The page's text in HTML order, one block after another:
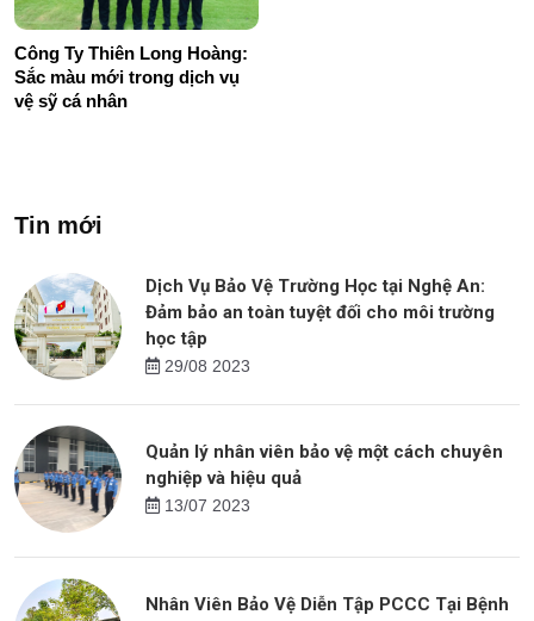
Công Ty Thiên Long Hoàng:
Sắc màu mới trong dịch vụ
vệ sỹ cá nhân
Tin mới
Dịch Vụ Bảo Vệ Trường Học tại Nghệ An:
Đảm bảo an toàn tuyệt đối cho môi trường
học tập
29/08 2023
Quản lý nhân viên bảo vệ một cách chuyên
nghiệp và hiệu quả
13/07 2023
Nhân Viên Bảo Vệ Diễn Tập PCCC Tại Bệnh